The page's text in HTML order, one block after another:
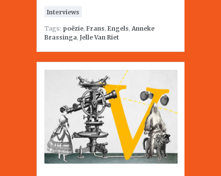
Interviews
Tags: poëzie, Frans, Engels, Anneke
Brassinga, Jelle Van Riet